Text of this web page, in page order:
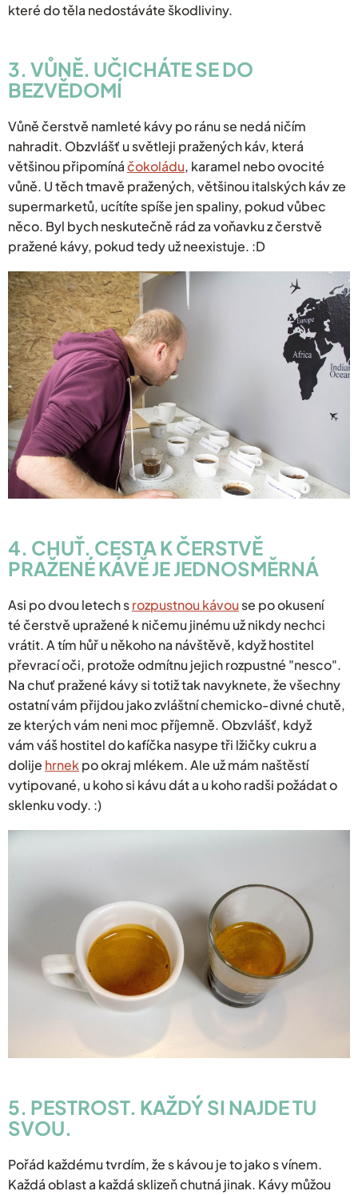
které do těla nedostáváte škodliviny.
3. VŮNĚ. UČICHÁTE SE DO
BEZVĚDOMÍ
Vůně čerstvě namleté kávy po ránu se nedá ničím
nahradit. Obzvlášť u světleji pražených káv, která
většinou připomínáčokoládu, karamel nebo ovocité
vůně. U těch tmavě pražených, většinou italských káv ze
supermarketů, ucítíte spíše jen spaliny, pokud vůbec
něco. Byl bych neskutečně rád za voňavku z čerstvě
pražené kávy, pokud tedy už neexistuje. :D
4. CHUŤ. CESTA K ČERSTVĚ
PRAŽENÉ KÁVĚ JE JEDNOSMĚRNÁ
Asi po dvou letech srozpustnou kávouse po okusení
té čerstvě upražené k ničemu jinému už nikdy nechci
vrátit. A tím hůř u někoho na návštěvě, když hostitel
převrací oči, protože odmítnu jejich rozpustné "nesco".
Na chuť pražené kávy si totiž tak navyknete, že všechny
ostatní vám přijdou jako zvláštní chemicko-divné chutě,
ze kterých vám neni moc příjemně. Obzvlášť, když
vám váš hostitel do kafíčka nasype tři lžičky cukru a
dolije hrnekpo okraj mlékem. Ale už mám naštěstí
vytipované, u koho si kávu dát a u koho radši požádat o
sklenku vody. :)
5. PESTROST. KAŽDÝ SI NAJDE TU
SVOU.
Pořád každému tvrdím, že s kávou je to jako s vínem.
Každá oblast a každá sklizeň chutná jinak. Kávy můžou